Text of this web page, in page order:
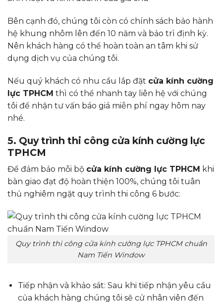
Bên cạnh đó, chúng tôi còn có chính sách bảo hành
hệ khung nhôm lên đến 10 năm và bảo trì định kỳ.
Nên khách hàng có thể hoàn toàn an tâm khi sử
dụng dịch vụ của chúng tôi.
Nếu quý khách có nhu cầu lắp đặt cửa kính cường
lực TPHCM thì có thể nhanh tay liên hệ với chúng
tôi để nhận tư vấn báo giá miễn phí ngay hôm nay
nhé.
5. Quy trình thi công cửa kính cường lực
TPHCM
Để đảm bảo mỗi bộ cửa kính cường lực TPHCM khi
bàn giao đạt độ hoàn thiện 100%, chúng tôi tuân
thủ nghiêm ngặt quy trình thi công 6 bước:
Quy trình thi công cửa kính cường lực TPHCM chuẩn
Nam Tiến Window
Tiếp nhận và khảo sát: Sau khi tiếp nhận yêu cầu
của khách hàng chúng tôi sẽ cử nhân viên đến